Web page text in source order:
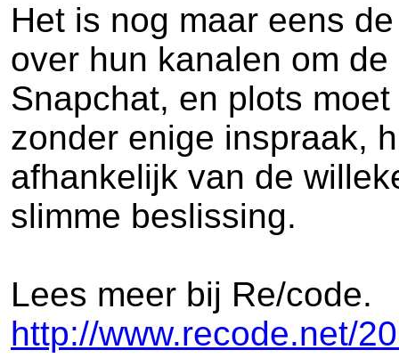
Het is nog maar eens
over hun kanalen om
Snapchat, en plots
zonder enige inspraak,
afhankelijk van de
slimme beslissing.
Lees meer bij Re/code.
http://www.recode.net/